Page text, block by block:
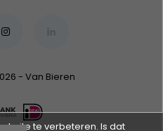
- Van Bieren
te verbeteren. Is dat